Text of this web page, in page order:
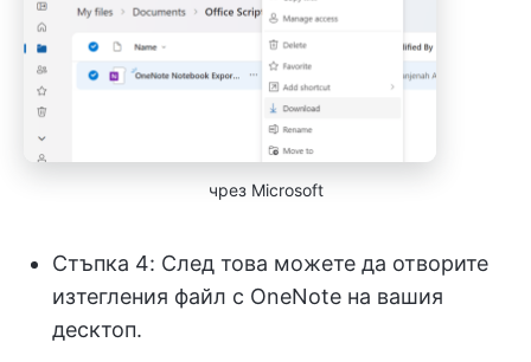
чрез Microsoft
Стъпка 4: След това можете да отворите
изтегления файл с OneNote на вашия
десктоп.